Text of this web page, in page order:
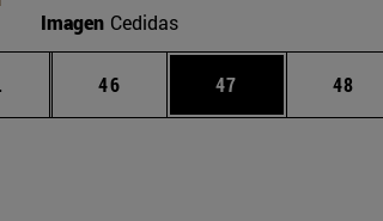
Imagen Cedidas
Páginas intermedias Use TAB para
Página
46 Página
47 48